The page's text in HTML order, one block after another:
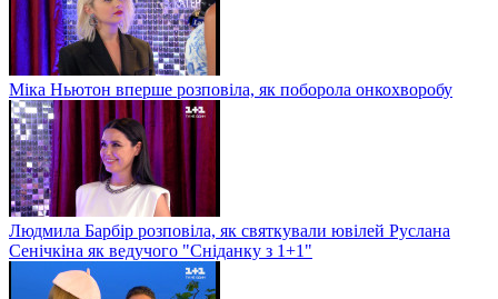
Міка Ньютон вперше розповіла, як поборола онкохворобу
Людмила Барбір розповіла, як святкували ювілей Руслана
Сенічкіна як ведучого "Сніданку з 1+1"